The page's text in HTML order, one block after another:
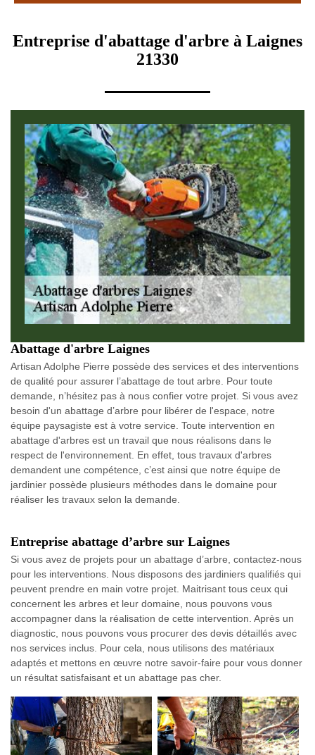
Entreprise d'abattage d'arbre à Laignes
21330
Abattage d'arbre Laignes
Artisan Adolphe Pierre possède des services et des interventions
de qualité pour assurer l’abattage de tout arbre. Pour toute
demande, n’hésitez pas à nous confier votre projet. Si vous avez
besoin d'un abattage d’arbre pour libérer de l'espace, notre
équipe paysagiste est à votre service. Toute intervention en
abattage d'arbres est un travail que nous réalisons dans le
respect de l'environnement. En effet, tous travaux d'arbres
demandent une compétence, c’est ainsi que notre équipe de
jardinier possède plusieurs méthodes dans le domaine pour
réaliser les travaux selon la demande.
Entreprise abattage d’arbre sur Laignes
Si vous avez de projets pour un abattage d’arbre, contactez-nous
pour les interventions. Nous disposons des jardiniers qualifiés qui
peuvent prendre en main votre projet. Maitrisant tous ceux qui
concernent les arbres et leur domaine, nous pouvons vous
accompagner dans la réalisation de cette intervention. Après un
diagnostic, nous pouvons vous procurer des devis détaillés avec
nos services inclus. Pour cela, nous utilisons des matériaux
adaptés et mettons en œuvre notre savoir-faire pour vous donner
un résultat satisfaisant et un abattage pas cher.